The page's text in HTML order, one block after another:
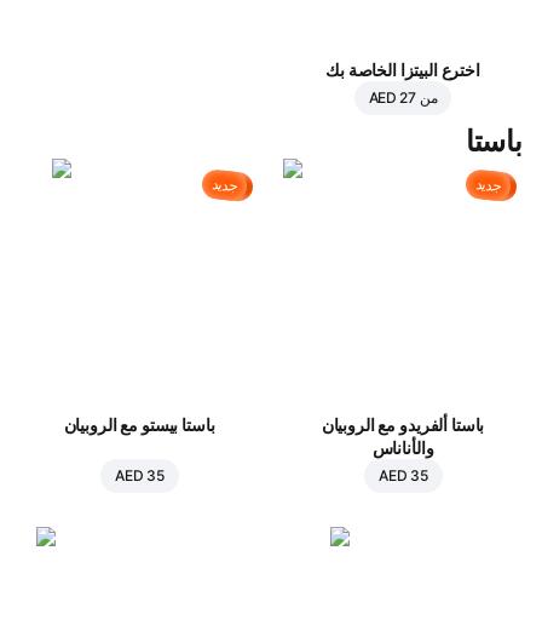
اخترع البيتزا الخاصة بك
منAED 27
باستا
جديد
باستا ألفريدو مع الروبيان
والأناناس
AED 35
جديد
باستا بيستو مع الروبيان
AED 35